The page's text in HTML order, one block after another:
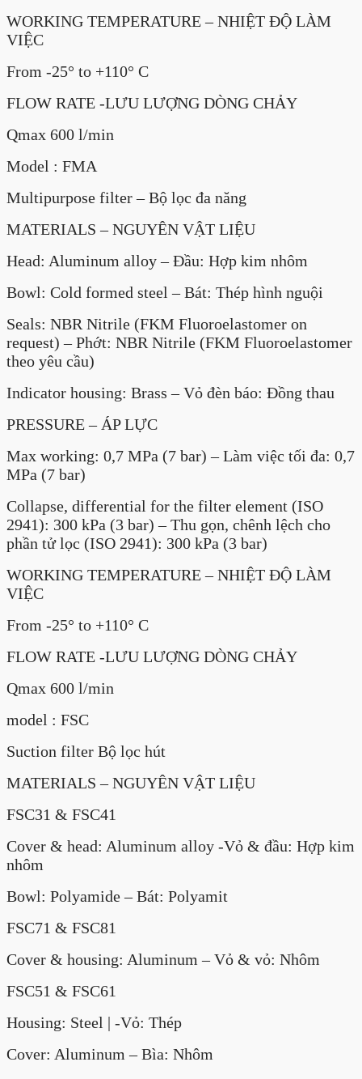
WORKING TEMPERATURE – NHIỆT ĐỘ LÀM
VIỆC
From -25° to +110° C
FLOW RATE -LƯU LƯỢNG DÒNG CHẢY
Qmax 600 l/min
Model : FMA
Multipurpose filter – Bộ lọc đa năng
MATERIALS – NGUYÊN VẬT LIỆU
Head: Aluminum alloy – Đầu: Hợp kim nhôm
Bowl: Cold formed steel – Bát: Thép hình nguội
Seals: NBR Nitrile (FKM Fluoroelastomer on
request) – Phớt: NBR Nitrile (FKM Fluoroelastomer
theo yêu cầu)
Indicator housing: Brass – Vỏ đèn báo: Đồng thau
PRESSURE – ÁP LỰC
Max working: 0,7 MPa (7 bar) – Làm việc tối đa: 0,7
MPa (7 bar)
Collapse, differential for the filter element (ISO
2941): 300 kPa (3 bar) – Thu gọn, chênh lệch cho
phần tử lọc (ISO 2941): 300 kPa (3 bar)
WORKING TEMPERATURE – NHIỆT ĐỘ LÀM
VIỆC
From -25° to +110° C
FLOW RATE -LƯU LƯỢNG DÒNG CHẢY
Qmax 600 l/min
model : FSC
Suction filter Bộ lọc hút
MATERIALS – NGUYÊN VẬT LIỆU
FSC31 & FSC41
Cover & head: Aluminum alloy -Vỏ & đầu: Hợp kim
nhôm
Bowl: Polyamide – Bát: Polyamit
FSC71 & FSC81
Cover & housing: Aluminum – Vỏ & vỏ: Nhôm
FSC51 & FSC61
Housing: Steel | -Vỏ: Thép
Cover: Aluminum – Bìa: Nhôm